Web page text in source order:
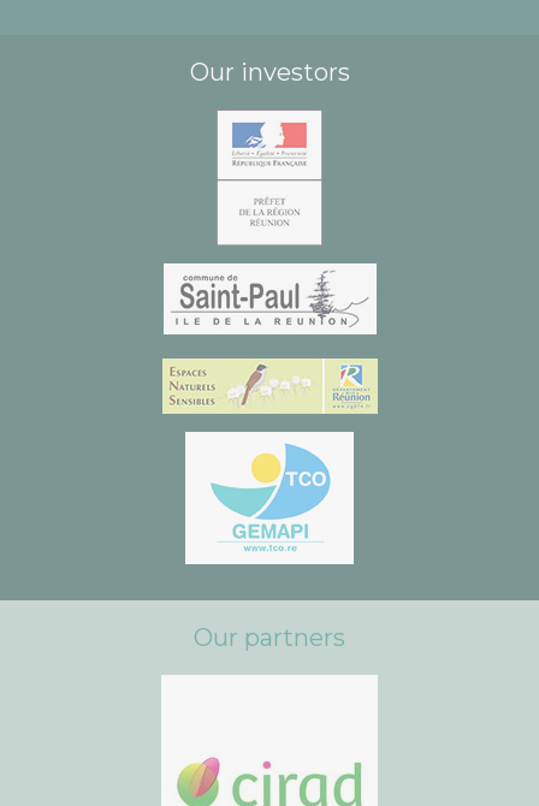
Our investors
Our partners